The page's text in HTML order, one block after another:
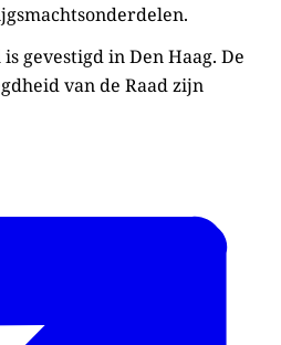
gevestigd in Den Haag. De
van de Raad zijn